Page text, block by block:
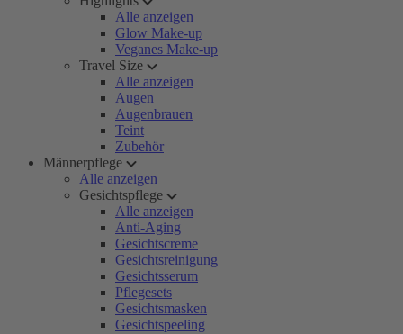
Alle anzeigen
Glow Make-up
Veganes Make-up
Travel Size
Alle anzeigen
Augen
Augenbrauen
Teint
Zubehör
Männerpflege
Alle anzeigen
Gesichtspflege
Alle anzeigen
Anti-Aging
Gesichtscreme
Gesichtsreinigung
Gesichtsserum
Pflegesets
Gesichtsmasken
Gesichtspeeling